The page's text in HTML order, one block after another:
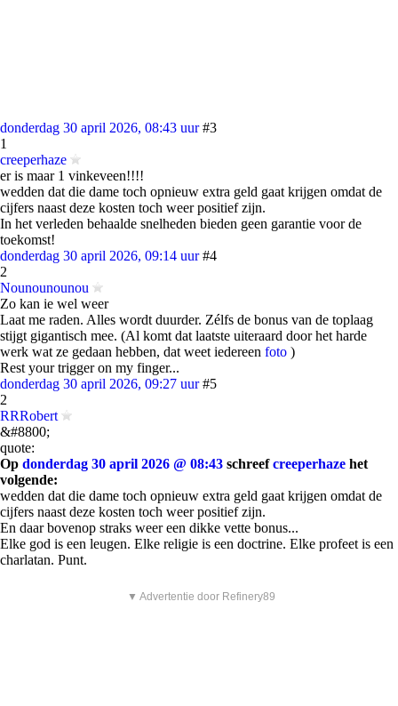
donderdag 30 april 2026, 08:43 uur #3
1
creeperhaze
er is maar 1 vinkeveen!!!!
wedden dat die dame toch opnieuw extra geld gaat krijgen omdat de
cijfers naast deze kosten toch weer positief zijn.
In het verleden behaalde snelheden bieden geen garantie voor de
toekomst!
donderdag 30 april 2026, 09:14 uur #4
2
Nounounounou
Zo kan ie wel weer
Laat me raden. Alles wordt duurder. Zélfs de bonus van de toplaag
stijgt gigantisch mee. (Al komt dat laatste uiteraard door het harde
werk wat ze gedaan hebben, dat weet iedereen foto )
Rest your trigger on my finger...
donderdag 30 april 2026, 09:27 uur #5
2
RRRobert
&#8800;
quote:
Op donderdag 30 april 2026 @ 08:43 schreefcreeperhaze het
volgende:
wedden dat die dame toch opnieuw extra geld gaat krijgen omdat de
cijfers naast deze kosten toch weer positief zijn.
En daar bovenop straks weer een dikke vette bonus...
Elke god is een leugen. Elke religie is een doctrine. Elke profeet is een
charlatan. Punt.
▼ Advertentie door Refinery89